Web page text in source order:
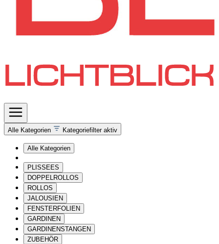
Alle Kategorien Kategoriefilter aktiv
Alle Kategorien
PLISSEES
DOPPELROLLOS
ROLLOS
JALOUSIEN
FENSTERFOLIEN
GARDINEN
GARDINENSTANGEN
ZUBEHÖR